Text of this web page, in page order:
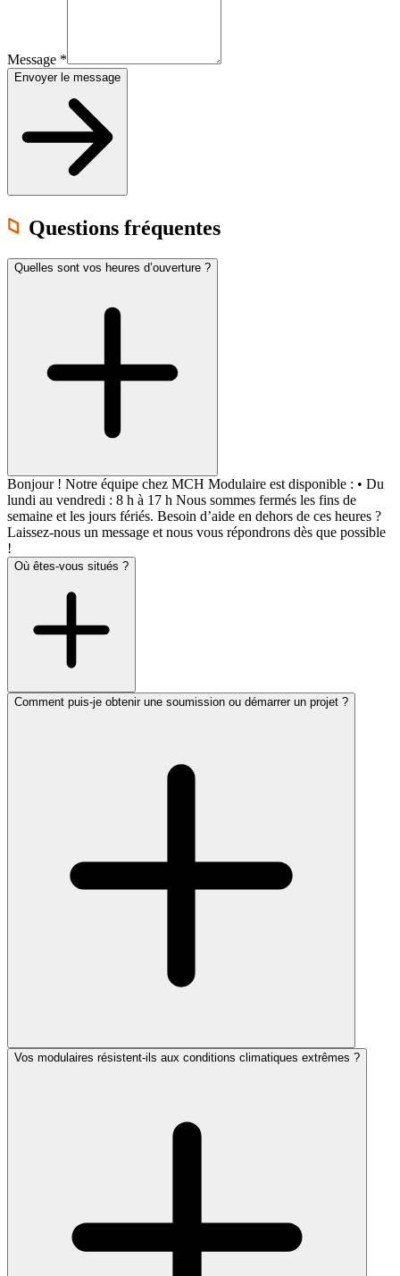
Message *
Envoyer le message
Questions fréquentes
Quelles sont vos heures d’ouverture ?
Bonjour ! Notre équipe chez MCH Modulaire est disponible : • Du
lundi au vendredi : 8 h à 17 h Nous sommes fermés les fins de
semaine et les jours fériés. Besoin d’aide en dehors de ces heures ?
Laissez-nous un message et nous vous répondrons dès que possible
!
Où êtes-vous situés ?
Comment puis-je obtenir une soumission ou démarrer un projet ?
Vos modulaires résistent-ils aux conditions climatiques extrêmes ?